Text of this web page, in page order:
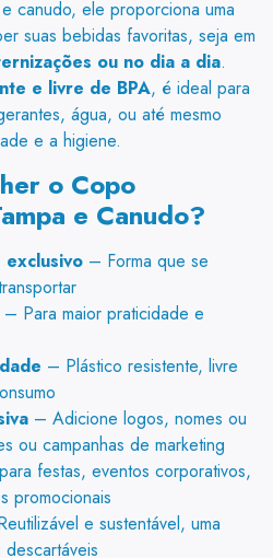
canudo, ele proporciona uma
suas bebidas favoritas, seja em
ou no dia a dia.
e livre de BPA, é ideal para
água, ou até mesmo
e a higiene.
o Copo
e Canudo?
– Forma que se
– Para maior praticidade e
– Plástico resistente, livre
– Adicione logos, nomes ou
ou campanhas de marketing
festas, eventos corporativos,
promocionais
e sustentável, uma